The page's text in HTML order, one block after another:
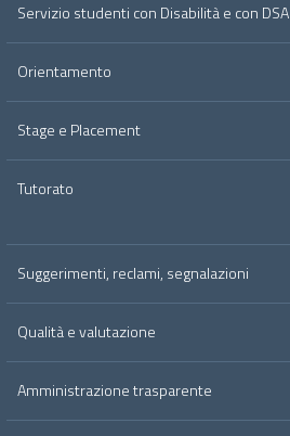
Servizio studenti con Disabilità e con DSA
Orientamento
Stage e Placement
Tutorato
Suggerimenti, reclami, segnalazioni
Qualità e valutazione
Amministrazione trasparente